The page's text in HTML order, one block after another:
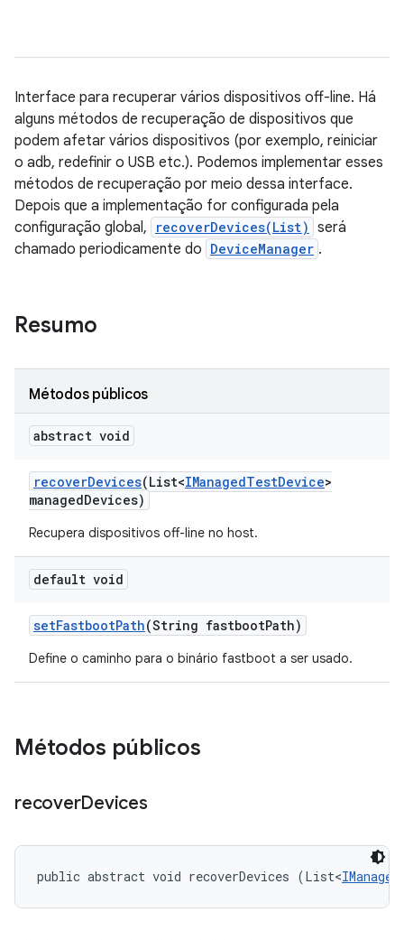
Interface para recuperar vários dispositivos off-line. Há
alguns métodos de recuperação de dispositivos que
podem afetar vários dispositivos (por exemplo, reiniciar
o adb, redefinir o USB etc.). Podemos implementar esses
métodos de recuperação por meio dessa interface.
Depois que a implementação for configurada pela
configuração global,
recoverDevices(List) será
chamado periodicamente do DeviceManager .
Resumo
Métodos públicos
abstract void
recoverDevices(List<IManagedTestDevice>
managedDevices)
Recupera dispositivos off-line no host.
default void
setFastbootPath(String fastbootPath)
Define o caminho para o binário fastboot a ser usado.
Métodos públicos
recoverDevices
public abstract void recoverDevices (List<